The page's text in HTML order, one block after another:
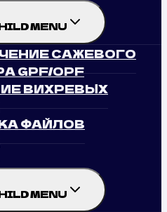
MENU
САЖЕВОГО
GPF/OPF
ВИХРЕВЫХ
ФАЙЛОВ
MENU